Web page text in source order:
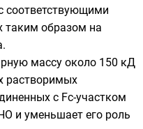
соответствующими
таким образом на
массу около 150 кД
растворимых
с Fc-участком
и уменьшает его роль